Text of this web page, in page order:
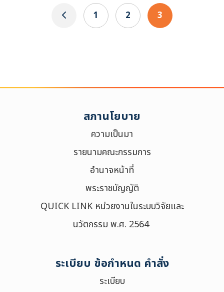
1 2 3
สภานโยบาย
ความเป็นมา
รายนามคณะกรรมการ
อำนาจหน้าที่
พระราชบัญญัติ
QUICK LINK หน่วยงานในระบบวิจัยและ
นวัตกรรม พ.ศ. 2564
ระเบียบ ข้อกำหนด คำสั่ง
ระเบียบ